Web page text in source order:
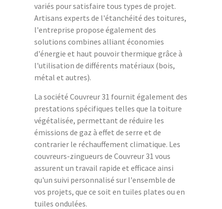
variés pour satisfaire tous types de projet.
Artisans experts de l'étanchéité des toitures,
l'entreprise propose également des
solutions combines alliant économies
d'énergie et haut pouvoir thermique grâce à
l'utilisation de différents matériaux (bois,
métal et autres).
La société Couvreur 31 fournit également des
prestations spécifiques telles que la toiture
végétalisée, permettant de réduire les
émissions de gaz à effet de serre et de
contrarier le réchauffement climatique. Les
couvreurs-zingueurs de Couvreur 31 vous
assurent un travail rapide et efficace ainsi
qu'un suivi personnalisé sur l'ensemble de
vos projets, que ce soit en tuiles plates ou en
tuiles ondulées.